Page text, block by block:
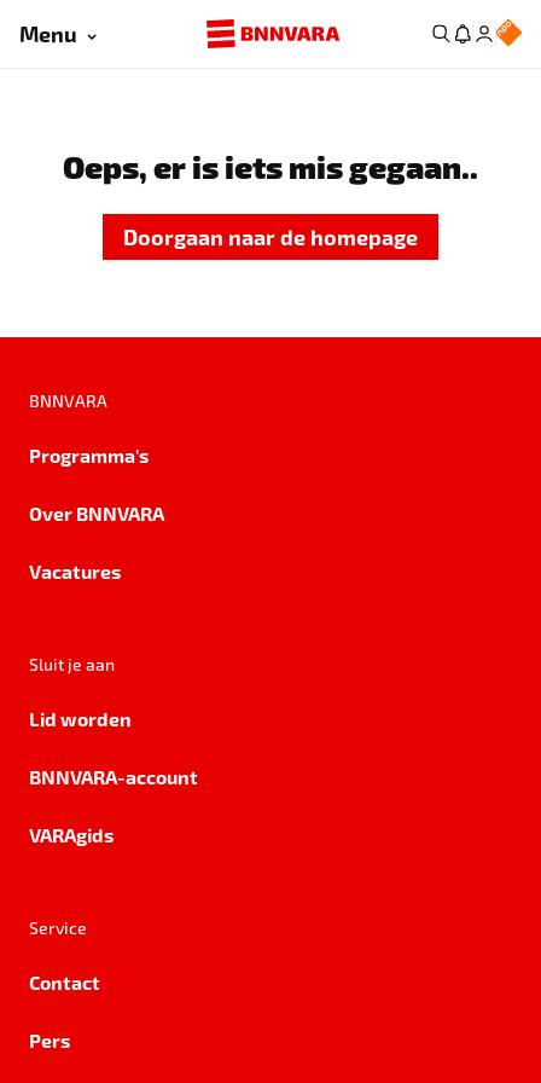
Menu
Oeps, er is iets mis gegaan..
Doorgaan naar de homepage
BNNVARA
Programma's
Over BNNVARA
Vacatures
Sluit je aan
Lid worden
BNNVARA-account
VARAgids
Service
Contact
Pers